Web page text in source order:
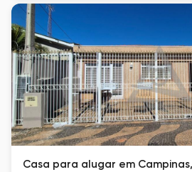
Casa para alugar em